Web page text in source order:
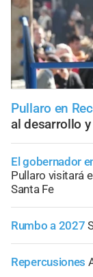
Pullaro en
al desarrollo
El gobernador
Pullaro visitará
Santa Fe
Rumbo a 2027
Repercusiones